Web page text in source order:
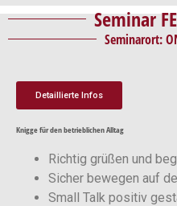
Seminar
Seminarort:
Detaillierte Infos
Knigge für den betrieblichen Alltag
Richtig grüßen und
Sicher bewegen auf
Small Talk positiv